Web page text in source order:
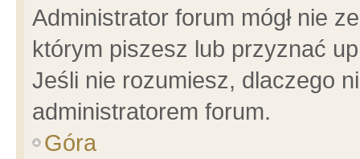
Administrator forum mógł nie
którym piszesz lub przyznać
Jeśli nie rozumiesz, dlaczego
administratorem forum.
Góra